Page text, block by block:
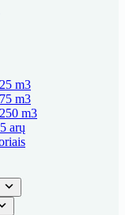
m3
m3
m3
arų